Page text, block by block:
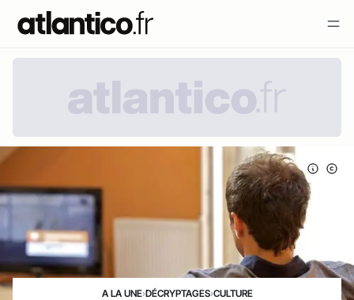
A LA UNE›DÉCRYPTAGES›CULTURE